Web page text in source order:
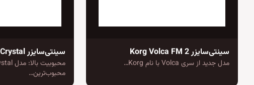
سینتی‌سایزر Korg Volca FM 2
مدل جدید از سری Volca با نام Korg…
سینتی‌سایزر MicroKORG Crystal
محبوب‌ترین…